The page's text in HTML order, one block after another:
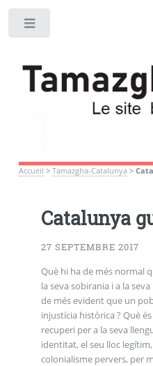
Accueil > Tamazgha-Catalunya >
Catalunya
27 SEPTEMBRE 2017
Què hi ha de més normal
la seva sobirania i a la
de més evident que un
injustícia històrica ? Què
recuperi per a la seva llengua, la seva cultura i la seva
identitat, el seu lloc
colonialisme pervers, per